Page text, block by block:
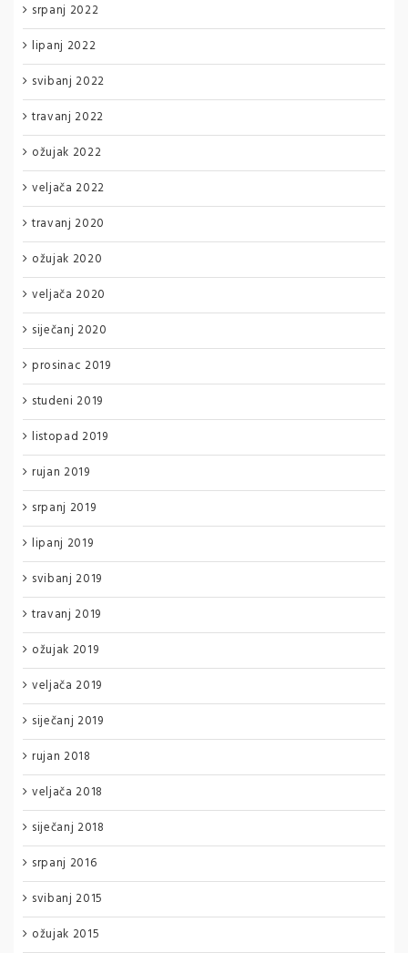
srpanj 2022
lipanj 2022
svibanj 2022
travanj 2022
ožujak 2022
veljača 2022
travanj 2020
ožujak 2020
veljača 2020
siječanj 2020
prosinac 2019
studeni 2019
listopad 2019
rujan 2019
srpanj 2019
lipanj 2019
svibanj 2019
travanj 2019
ožujak 2019
veljača 2019
siječanj 2019
rujan 2018
veljača 2018
siječanj 2018
srpanj 2016
svibanj 2015
ožujak 2015